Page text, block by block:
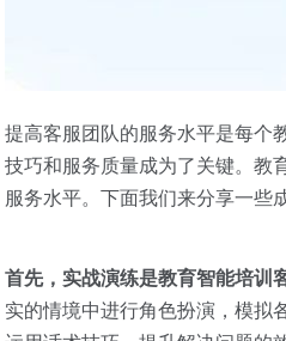
提高客服团队的服务水平是每个
技巧和服务质量成为了关键。教
服务水平。下面我们来分享一些
首先，实战演练是教育智能培训
实的情境中进行角色扮演，模拟